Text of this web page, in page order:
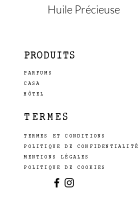
Huile Précieuse
PRODUITS
PARFUMS
CASA
HÔTEL
TERMES
TERMES ET CONDITIONS
POLITIQUE DE CONFIDENTIALITÉ
MENTIONS LÉGALES
POLITIQUE DE COOKIES